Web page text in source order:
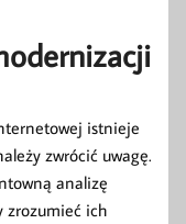
istnieje
zwrócić uwagę.
analizę
zrozumieć ich